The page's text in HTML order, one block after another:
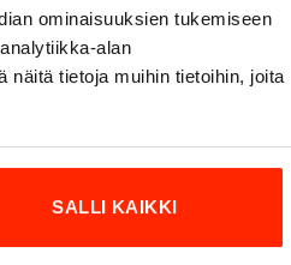
ominaisuuksien tukemiseen
alan
näitä tietoja muihin tietoihin, joita
SALLI KAIKKI